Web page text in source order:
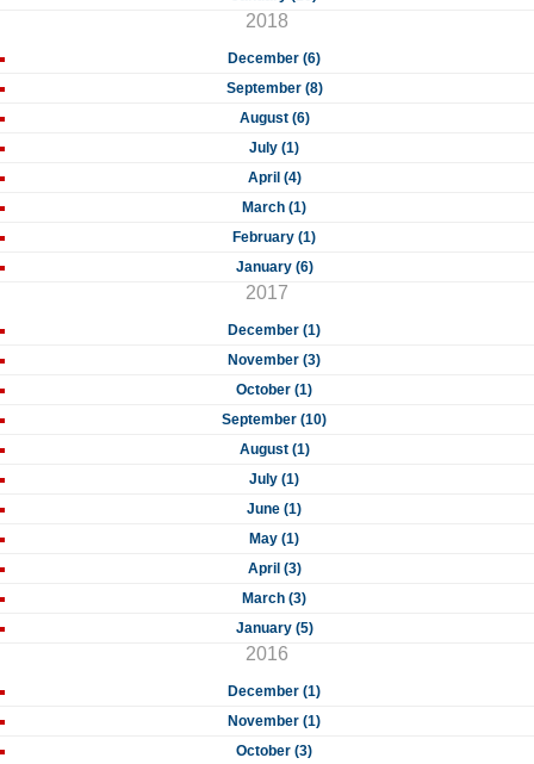
2018
December (6)
September (8)
August (6)
July (1)
April (4)
March (1)
February (1)
January (6)
2017
December (1)
November (3)
October (1)
September (10)
August (1)
July (1)
June (1)
May (1)
April (3)
March (3)
January (5)
2016
December (1)
November (1)
October (3)